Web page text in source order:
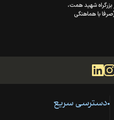
بزرگراه شهید همت،
۷، طبقه سوم (صرفا با هماهنگی
دسترسی سریع